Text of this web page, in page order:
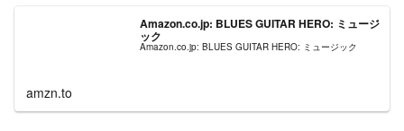
Amazon.co.jp: BLUES GUITAR HERO: ミュージ
ック
Amazon.co.jp: BLUES GUITAR HERO: ミュージック
amzn.to